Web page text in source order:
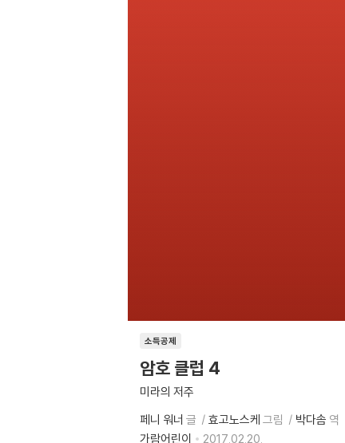
소득공제
암호 클럽 4
미라의 저주
페니 워너 글 효고노스케 그림 박다솜 역
가람어린이
2017.02.20.